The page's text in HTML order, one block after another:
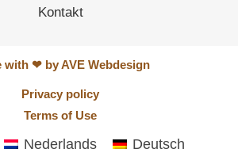
Kontakt
with ❤ by AVE Webdesign
Privacy policy
Terms of Use
Nederlands Deutsch